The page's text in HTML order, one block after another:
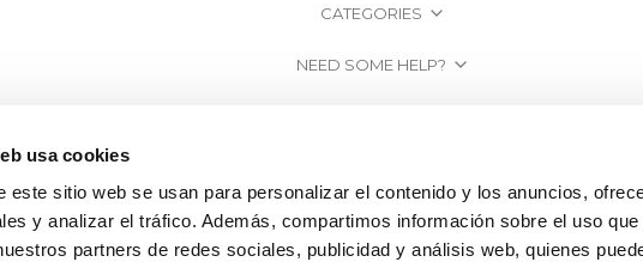
usa cookies
este sitio web se usan para personalizar el contenido y los anuncios,
y analizar el tráfico. Además, compartimos información sobre el uso que
partners de redes sociales, publicidad y análisis web, quienes
CATEGORIES
NEED SOME HELP?